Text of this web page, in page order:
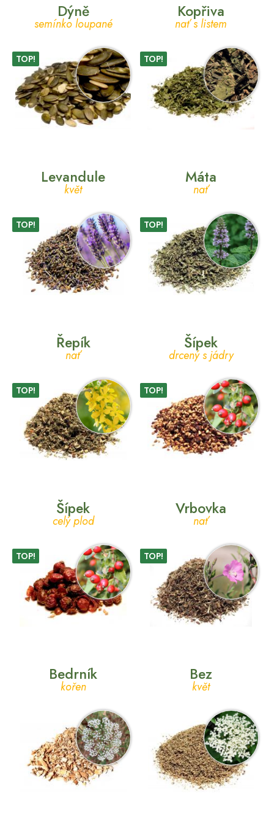
Dýně
semínko loupané
TOP!
Kopřiva
nať s listem
TOP!
Levandule
květ
TOP!
Máta
nať
TOP!
Řepík
nať
TOP!
Šípek
drcený s jádry
TOP!
Šípek
celý plod
TOP!
Vrbovka
nať
TOP!
Bedrník
kořen
Bez
květ